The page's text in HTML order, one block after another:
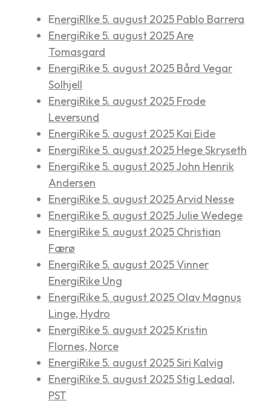
EnergiRIke 5. august 2025 Pablo Barrera
EnergiRike 5. august 2025 Are
Tomasgard
EnergiRike 5. august 2025 Bård Vegar
Solhjell
EnergiRike 5. august 2025 Frode
Leversund
EnergiRike 5. august 2025 Kai Eide
EnergiRike 5. august 2025 Hege Skryseth
EnergiRike 5. august 2025 John Henrik
Andersen
EnergiRike 5. august 2025 Arvid Nesse
EnergiRike 5. august 2025 Julie Wedege
EnergiRike 5. august 2025 Christian
Færø
EnergiRike 5. august 2025 Vinner
EnergiRike Ung
EnergiRike 5. august 2025 Olav Magnus
Linge, Hydro
EnergiRike 5. august 2025 Kristin
Flornes, Norce
EnergiRike 5. august 2025 Siri Kalvig
EnergiRike 5. august 2025 Stig Ledaal,
PST